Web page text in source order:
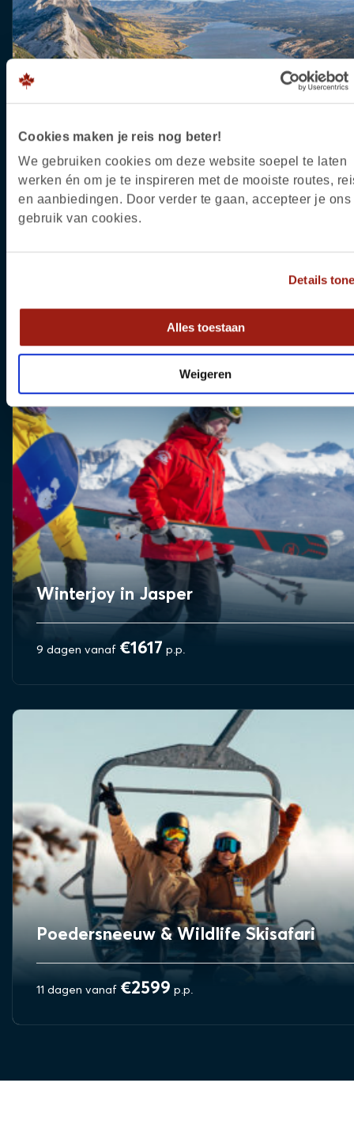
Cookies maken je reis nog beter!
We gebruiken cookies om deze website soepel te laten
werken én om je te inspireren met de mooiste routes,
en aanbiedingen. Door verder te gaan, accepteer je ons
gebruik van cookies.
Details
Alles toestaan
Weigeren
Over Jasper
BEKIJK DE REIZEN
Vind jouw droomvakantie
Winterjoy in Jasper
9 dagen vanaf €1617 p.p.
BEKIJK REIS
Poedersneeuw & Wildlife Skisafari
11 dagen vanaf €2599 p.p.